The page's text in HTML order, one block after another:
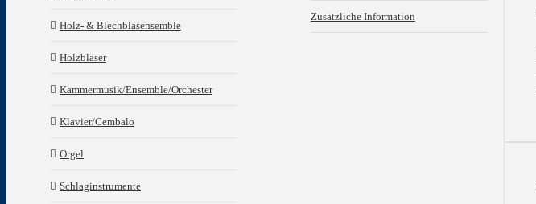
Zusätzliche Information
Holz- & Blechblasensemble
Holzbläser
Kammermusik/Ensemble/Orchester
Klavier/Cembalo
Orgel
Schlaginstrumente